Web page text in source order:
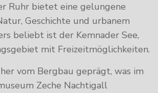
Ruhr bietet eine gelungene
Geschichte und urbanem
beliebt ist der Kemnader See,
mit Freizeitmöglichkeiten.
vom Bergbau geprägt, was im
Zeche Nachtigall